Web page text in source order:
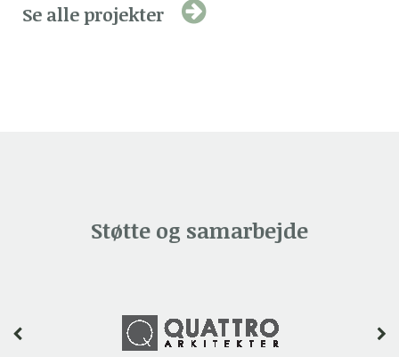
Se alle projekter
Støtte og samarbejde